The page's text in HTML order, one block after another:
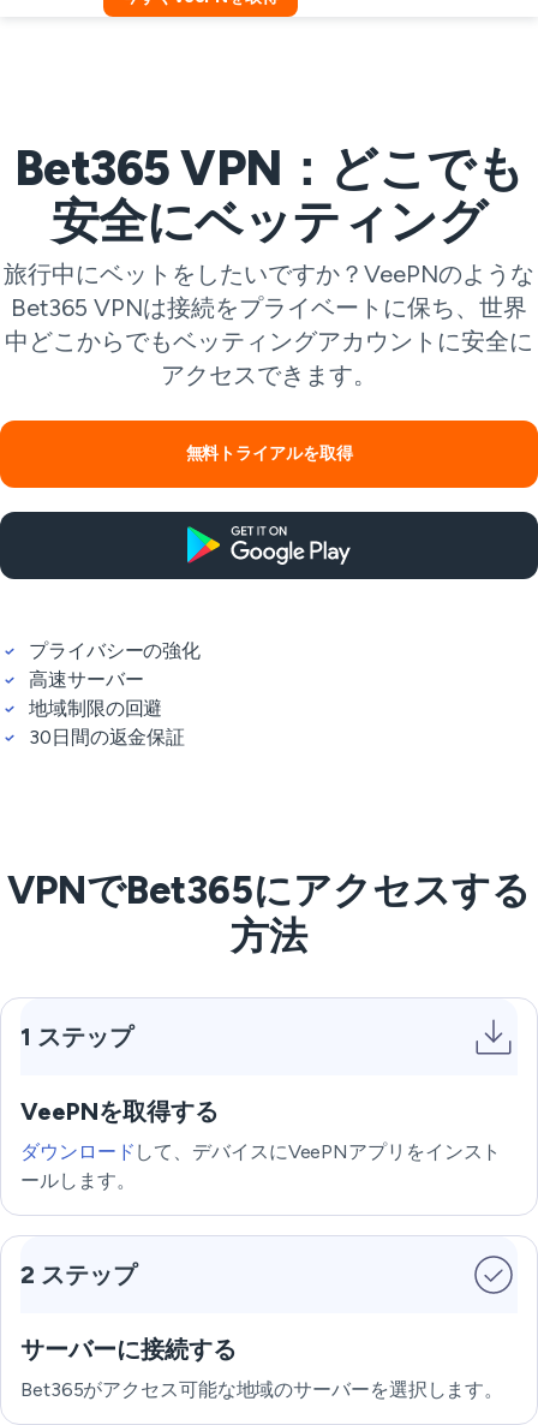
Bet365 VPN：どこでも
安全にベッティング
旅行中にベットをしたいですか？VeePNのような
Bet365 VPNは接続をプライベートに保ち、世界
中どこからでもベッティングアカウントに安全に
アクセスできます。
無料トライアルを取得
プライバシーの強化
高速サーバー
地域制限の回避
30日間の返金保証
VPNでBet365にアクセスする
方法
1 ステップ
VeePNを取得する
ダウンロード して、デバイスにVeePNアプリをインスト
ールします。
2 ステップ
サーバーに接続する
Bet365がアクセス可能な地域のサーバーを選択します。